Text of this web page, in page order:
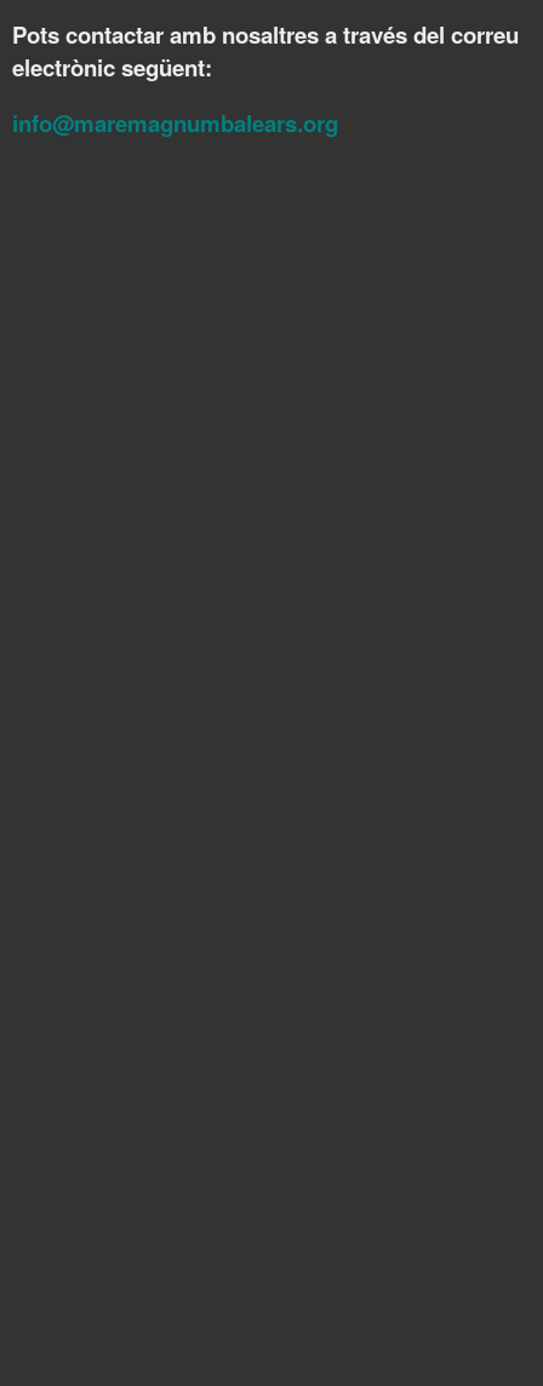
Pots contactar amb nosaltres a través del correu
electrònic següent:
info@maremagnumbalears.org